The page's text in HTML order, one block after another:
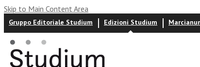
Skip to Main Content Area
Gruppo Editoriale Studium Edizioni Studium